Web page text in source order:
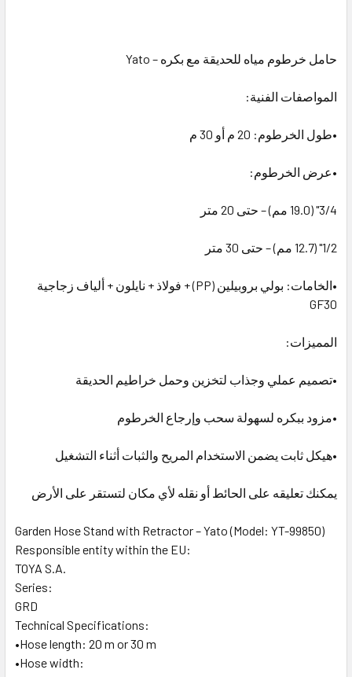
حامل خرطوم مياه للحديقة مع بكره – Yato
المواصفات الفنية:
•طول الخرطوم: 20 م أو 30 م
•عرض الخرطوم:
3/4" (19.0 مم) – حتى 20 متر
1/2" (12.7 مم) – حتى 30 متر
•الخامات: بولي بروبيلين (PP) + فولاذ + نايلون + ألياف زجاجية
GF30
المميزات:
•تصميم عملي وجذاب لتخزين وحمل خراطيم الحديقة
•مزود ببكره لسهولة سحب وإرجاع الخرطوم
•هيكل ثابت يضمن الاستخدام المريح والثبات أثناء التشغيل
يمكنك تعليقه على الحائط أو نقله لأي مكان لتستقر على الأرض
Garden Hose Stand with Retractor – Yato (Model: YT-99850)
Responsible entity within the EU:
TOYA S.A.
Series:
GRD
Technical Specifications:
•Hose length: 20 m or 30 m
•Hose width: